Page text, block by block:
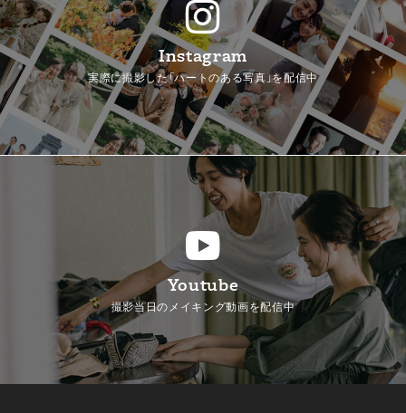
Instagram
実際に撮影した「ハートのある写真」を配信中
Youtube
撮影当日のメイキング動画を配信中